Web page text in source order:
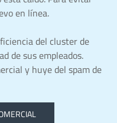
en línea.
del cluster de
de sus empleados.
y huye del spam de